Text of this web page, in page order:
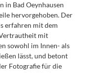
in Bad Oeynhausen
hervorgehoben. Der
erfahren mit dem
mit
sowohl im Innen- als
lässt, und betont
Fotografie für die